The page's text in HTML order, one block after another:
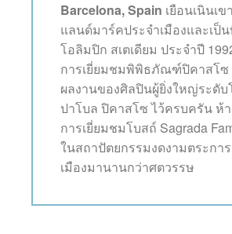
Barcelona, Spain เยือนเนินเข
แลนด์มาร์คประจำเมืองและเป็
โอลิมปิก สเตเดียม ประจำปี
การเยี่ยมชมพิพิธภัณฑ์ปิคาสโซ
ผลงานของศิลปินผู้ยิ่งใหญ่ระดับ
ปาโบล ปิคาสโซ ไว้ครบครัน ห้
การเยี่ยมชมโบสถ์ Sagrada
ในสถาปัตยกรรมงดงามตระกา
เมืองมานานกว่าศตวรรษ